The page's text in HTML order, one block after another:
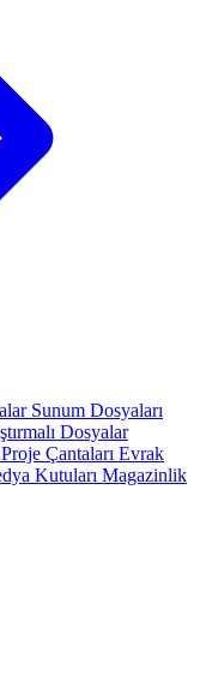
Sunum Dosyaları
Dosyalar
Çantaları Evrak
Kutuları Magazinlik